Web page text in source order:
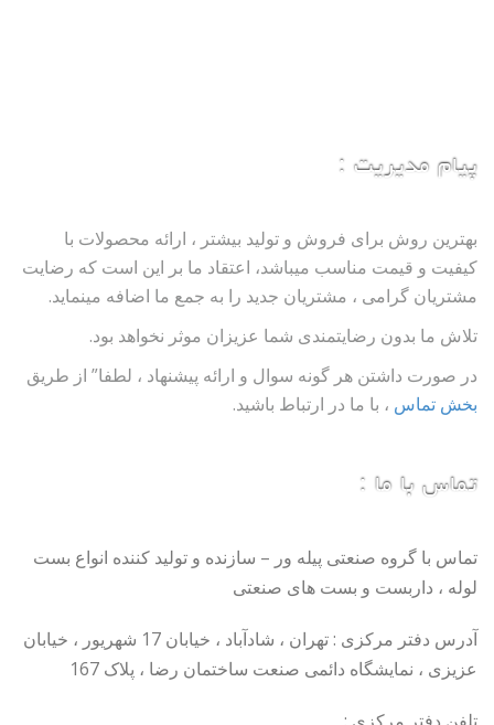
پیام مدیریت :
بهترین روش برای فروش و تولید بیشتر ، ارائه محصولات با
کیفیت و قیمت مناسب میباشد، اعتقاد ما بر این است که رضایت
مشتریان گرامی ، مشتریان جدید را به جمع ما اضافه مینماید.
تلاش ما بدون رضایتمندی شما عزیزان موثر نخواهد بود.
در صورت داشتن هر گونه سوال و ارائه پیشنهاد ، لطفا” از طریق
بخش تماس ، با ما در ارتباط باشید.
تماس با ما :
تماس با گروه صنعتی پیله ور – سازنده و تولید کننده انواع بست
لوله ، داربست و بست های صنعتی
آدرس دفتر مرکزی : تهران ، شادآباد ، خیابان 17 شهریور ، خیابان
عزیزی ، نمایشگاه دائمی صنعت ساختمان رضا ، پلاک 167